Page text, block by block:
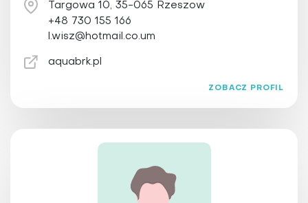
Targowa 10, 35-065 Rzeszow
+48 730 155 166
l.wisz@hotmail.co.um
aquabrk.pl
ZOBACZ PROFIL